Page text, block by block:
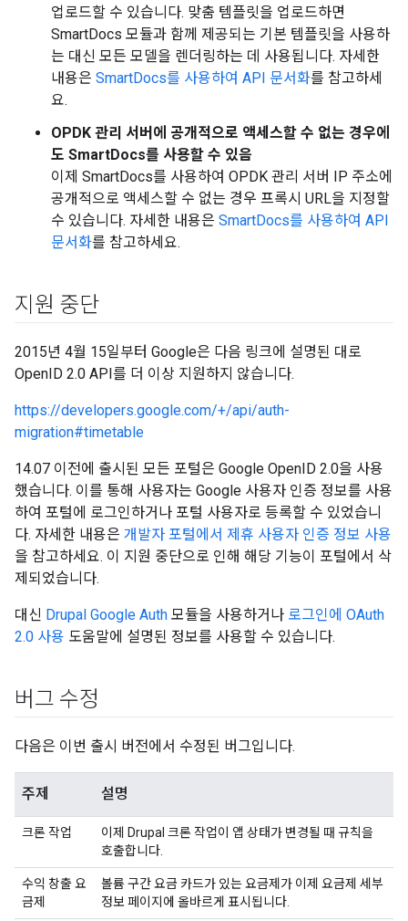
업로드할 수 있습니다. 맞춤 템플릿을 업로드하면
SmartDocs 모듈과 함께 제공되는 기본 템플릿을 사용하
는 대신 모든 모델을 렌더링하는 데 사용됩니다. 자세한
내용은 SmartDocs를 사용하여 API 문서화를 참고하세
요.
OPDK 관리 서버에 공개적으로 액세스할 수 없는 경우에
도 SmartDocs를 사용할 수 있음
이제 SmartDocs를 사용하여 OPDK 관리 서버 IP 주소에
공개적으로 액세스할 수 없는 경우 프록시 URL을 지정할
수 있습니다. 자세한 내용은 SmartDocs를 사용하여 API
문서화를 참고하세요.
지원 중단
2015년 4월 15일부터 Google은 다음 링크에 설명된 대로
OpenID 2.0 API를 더 이상 지원하지 않습니다.
https://developers.google.com/+/api/auth-
migration#timetable
14.07 이전에 출시된 모든 포털은 Google OpenID 2.0을 사용
했습니다. 이를 통해 사용자는 Google 사용자 인증 정보를 사용
하여 포털에 로그인하거나 포털 사용자로 등록할 수 있었습니
다. 자세한 내용은 개발자 포털에서 제휴 사용자 인증 정보 사용
을 참고하세요. 이 지원 중단으로 인해 해당 기능이 포털에서 삭
제되었습니다.
대신 Drupal Google Auth 모듈을 사용하거나 로그인에 OAuth
2.0 사용 도움말에 설명된 정보를 사용할 수 있습니다.
버그 수정
다음은 이번 출시 버전에서 수정된 버그입니다.
주제 설명
크론 작업
이제 Drupal 크론 작업이 앱 상태가 변경될 때 규칙을
호출합니다.
수익 창출 요
금제
볼륨 구간 요금 카드가 있는 요금제가 이제 요금제 세부
정보 페이지에 올바르게 표시됩니다.